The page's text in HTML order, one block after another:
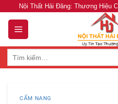
content
Nội Thất Hải Đăng: Thương Hiệu
CẨM NANG